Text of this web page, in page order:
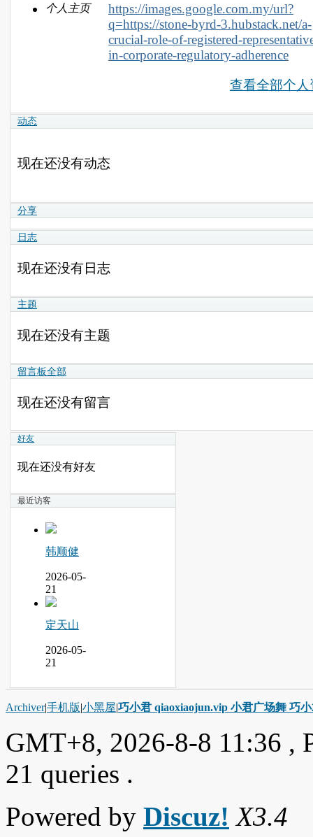
个人主页
https://images.google.com.my/url?
q=https://stone-byrd-3.hubstack.net/a-
crucial-role-of-registered-
in-corporate-regulatory-adherence
查看全部个人
动态
现在还没有动态
分享
日志
现在还没有日志
主题
现在还没有主题
留言板全部
现在还没有留言
好友
现在还没有好友
最近访客
韩顺健
2026-05-
21
定天山
2026-05-
21
Archiver|手机版|小黑屋|巧小君 qiaoxiaojun.vip 小君广场舞 巧
GMT+8, 2026-8-8 11:36 ,
21 queries .
Powered by Discuz! X3.4